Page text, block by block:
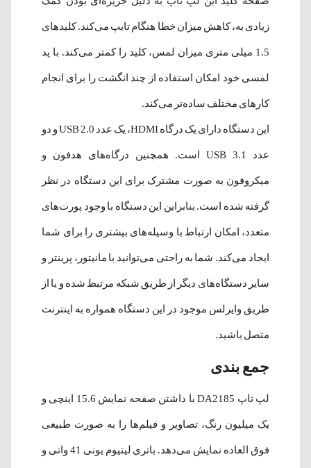
زیادی به، کاهش میزان خطا هنگام تایپ می‌کند. کلیدهای
1.5 میلی متری میزان لمس، کلید را کمتر می‌کند. با پد
لمسی خود امکان استفاده از چند انگشت را برای انجام
کارهای مختلف ساده‌تر می‌کند.
این دستگاه دارای یک درگاه HDMI، یک عدد USB 2.0 و دو
عدد USB 3.1 است. همچنین درگاه‌های هدفون و
میکروفون به صورت مشترک برای این دستگاه در نظر
گرفته شده است. بنابراین این دستگاه با وجود پورت‌های
متعدد، امکان ارتباط با وسیله‌های بیشتری را برای شما
ایجاد می‌کند. شما به راحتی می‌توانید با مانیتور، پرینتر و
سایر دستگاه‌های دیگر از طریق شبکه مرتبط شده و یا از
طریق وایرلس موجود در این دستگاه همواره به اینترنت
متصل باشید.
جمع بندی
لپ تاپ DA2185 با داشتن صفحه نمایش 15.6 اینچی و
یک میلیون رنگ، تصاویر و فیلم‌ها را به صورت طبیعی
فوق العاده نمایش می‌دهد. باتری لیتیوم یونی 41 واتی و